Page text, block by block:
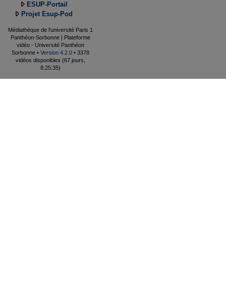
ESUP-Portail
Projet Esup-Pod
Médiathèque de l'université Paris 1
Panthéon-Sorbonne | Plateforme
vidéo - Université Panthéon
Sorbonne • Version 4.2.0 • 3378
vidéos disponibles (67 jours,
8:25:35)